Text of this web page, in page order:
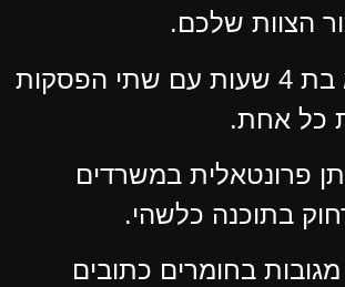
הצוות שלכם.
כל סדנא היא בת 4 שעות עם שתי הפסקות
פרונטאלית במשרדים
בתוכנה כלשהי.
בחומרים כתובים